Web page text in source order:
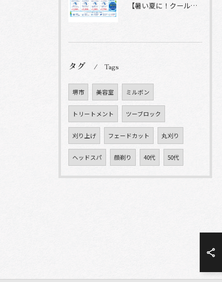
【暑い夏に！クールシャンプーヘッドスパ】
タグ Tags
堺市 美容室 ミルボン
トリートメント ツーブロック
刈り上げ フェードカット 丸刈り
ヘッドスパ 顔剃り 40代 50代